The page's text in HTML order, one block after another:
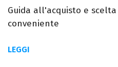
Guida all'acquisto e
conveniente
LEGGI